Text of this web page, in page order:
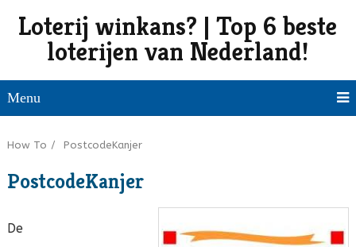
Loterij winkans? | Top 6 beste
loterijen van Nederland!
Menu
How To / PostcodeKanjer
PostcodeKanjer
De